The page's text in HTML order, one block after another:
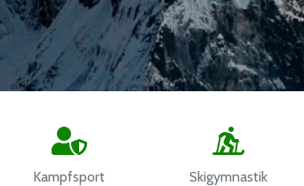
Kampfsport Skigymnastik